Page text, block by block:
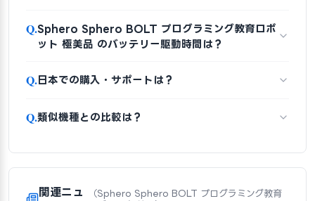
Q.Sphero Sphero BOLT プログラミング教育ロボ
ット 極美品 のバッテリー駆動時間は？
Q.日本での購入・サポートは？
Q.類似機種との比較は？
関連ニュ
（Sphero Sphero BOLT プログラミング教育